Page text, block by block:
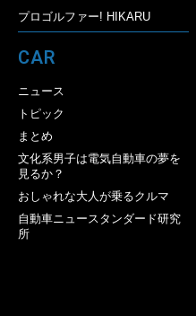
プロゴルファー! HIKARU
CAR
ニュース
トピック
まとめ
文化系男子は電気自動車の夢を
見るか？
おしゃれな大人が乗るクルマ
自動車ニュースタンダード研究
所